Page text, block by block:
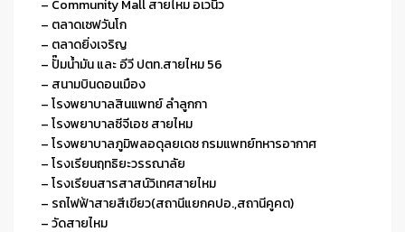
– Community Mall สายไหม อเวนิว
– ตลาดเซฟวันโก
– ตลาดยิ่งเจริญ
– ปั๊มน้ำมัน และ อีวี ปตท.สายไหม 56
– สนามบินดอนเมือง
– โรงพยาบาลสินแพทย์ ลําลูกกา
– โรงพยาบาลซีจีเอช สายไหม
– โรงพยาบาลภูมิพลอดุลยเดช กรมแพทย์ทหารอากาศ
– โรงเรียนฤทธิยะวรรณาลัย
– โรงเรียนสารสาสน์วิเทศสายไหม
– รถไฟฟ้าสายสีเขียว(สถานีแยกคปอ.,สถานีคูคต)
– วัดสายไหม